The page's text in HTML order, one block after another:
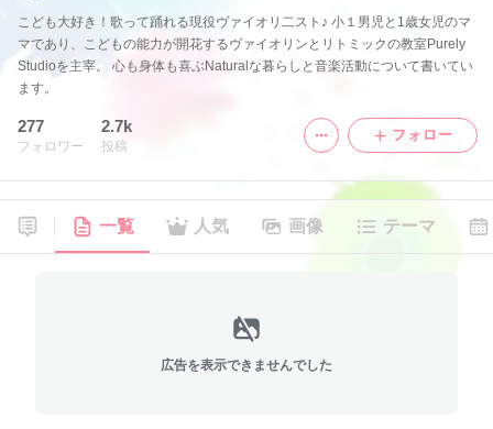
こども大好き！歌って踊れる現役ヴァイオリ二スト♪ 小１男児と1歳女児のマ
マであり、こどもの能力が開花するヴァイオリンとリトミックの教室Purely
Studioを主宰。 心も身体も喜ぶNaturalな暮らしと音楽活動について書いてい
ます。
277
フォロワー
2.7k
投稿
フォロー
一覧 人気 画像 テーマ
広告を表示できませんでした